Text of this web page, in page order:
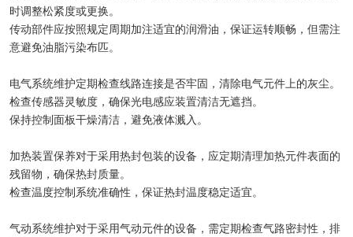
时调整松紧度或更换。
传动部件应按照规定周期加注适宜的润滑油，保证运转顺畅，但需注
意避免油脂污染布匹。
电气系统维护定期检查线路连接是否牢固，清除电气元件上的灰尘。
检查传感器灵敏度，确保光电感应装置清洁无遮挡。
保持控制面板干燥清洁，避免液体溅入。
加热装置保养对于采用热封包装的设备，应定期清理加热元件表面的
残留物，确保热封质量。
检查温度控制系统准确性，保证热封温度稳定适宜。
气动系统维护对于采用气动元件的设备，需定期检查气路密封性，排